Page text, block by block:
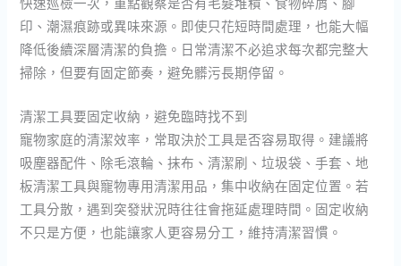
印、潮濕痕跡或異味來源。即使只花短時間處理，也能大幅
降低後續深層清潔的負擔。日常清潔不必追求每次都完整大
掃除，但要有固定節奏，避免髒污長期停留。
清潔工具要固定收納，避免臨時找不到
寵物家庭的清潔效率，常取決於工具是否容易取得。建議將
吸塵器配件、除毛滾輪、抹布、清潔刷、垃圾袋、手套、地
板清潔工具與寵物專用清潔用品，集中收納在固定位置。若
工具分散，遇到突發狀況時往往會拖延處理時間。固定收納
不只是方便，也能讓家人更容易分工，維持清潔習慣。